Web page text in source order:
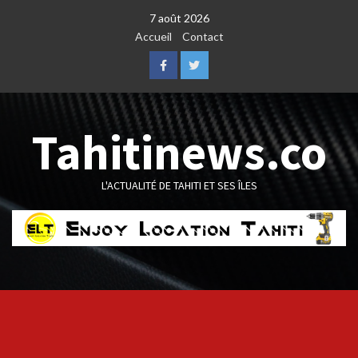
7 août 2026
Accueil
Contact
FacebookTwitter
Tahitinews.co
L'ACTUALITÉ DE TAHITI ET SES ÎLES